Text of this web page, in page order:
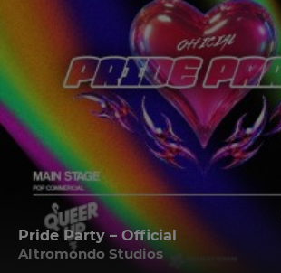
Pride Party – Official
Altromondo Studios